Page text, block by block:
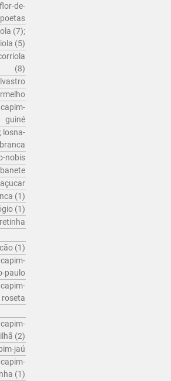
de-
poetas
(7);
(5)
(8)
guiné
losna-
branca
nobis
(1)
(1)
(1)
paulo
roseta
(2)
jaú
(1)